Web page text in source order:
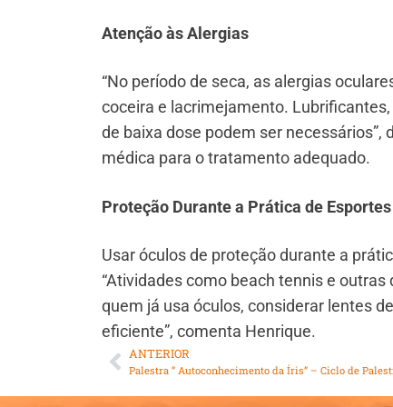
Atenção às Alergias
“No período de seca, as alergias
coceira e lacrimejamento.
de baixa dose podem ser
médica para o tratamento adequado.
Proteção Durante a Prática de Esportes
Usar óculos de proteção durante a
“Atividades como beach tennis e
quem já usa óculos, considerar lentes
eficiente”, comenta Henrique.
ANTERIOR